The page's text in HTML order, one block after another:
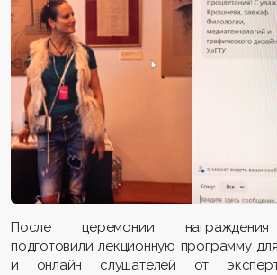
После церемонии награждения
подготовили лекционную программу
и онлайн слушателей от